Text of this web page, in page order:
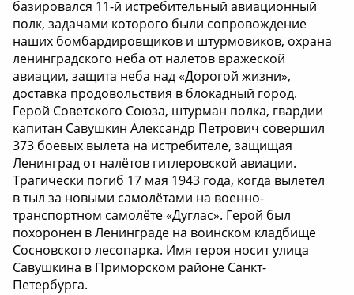
базировался 11-й истребительный авиационный
полк, задачами которого были сопровождение
наших бомбардировщиков и штурмовиков, охрана
ленинградского неба от налетов вражеской
авиации, защита неба над «Дорогой жизни»,
доставка продовольствия в блокадный город.
Герой Советского Союза, штурман полка, гвардии
капитан Савушкин Александр Петрович совершил
373 боевых вылета на истребителе, защищая
Ленинград от налётов гитлеровской авиации.
Трагически погиб 17 мая 1943 года, когда вылетел
в тыл за новыми самолётами на военно-
транспортном самолёте «Дуглас». Герой был
похоронен в Ленинграде на воинском кладбище
Сосновского лесопарка. Имя героя носит улица
Савушкина в Приморском районе Санкт-
Петербурга.